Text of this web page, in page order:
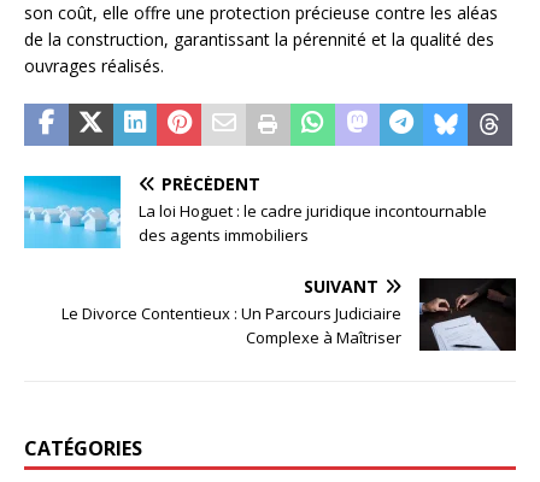
son coût, elle offre une protection précieuse contre les aléas
de la construction, garantissant la pérennité et la qualité des
ouvrages réalisés.
PRÉCÉDENT
La loi Hoguet : le cadre juridique incontournable
des agents immobiliers
SUIVANT
Le Divorce Contentieux : Un Parcours Judiciaire
Complexe à Maîtriser
CATÉGORIES